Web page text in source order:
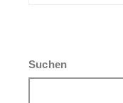
Suchen